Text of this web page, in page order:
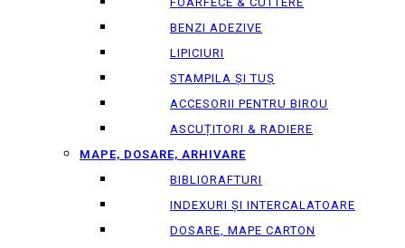
BENZI ADEZIVE
LIPICIURI
STAMPILA ȘI TUȘ
ACCESORII PENTRU BIROU
ASCUȚITORI & RADIERE
MAPE, DOSARE, ARHIVARE
BIBLIORAFTURI
INDEXURI ȘI INTERCALATOARE
DOSARE, MAPE CARTON